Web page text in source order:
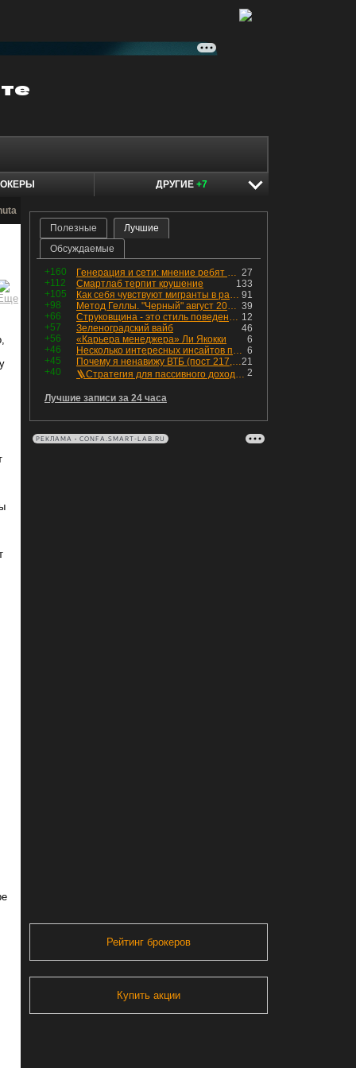
ДРУГИЕ +7
Полезные
Лучшие
Обсуждаемые
+160 27
Генерация и сети: мнение ребят из индустрии
+112
133
Смартлаб терпит крушение
+105
91
Как себя чувствуют мигранты в раю, в который они так стремились
+98
39
Метод Геллы. "Черный" август 2026 - быть или не быть?
+66
12
Струковщина - это стиль поведения, известный всем в секторе золотодобычи.
+57
46
Зеленоградский вайб
+56
6
«Карьера менеджера» Ли Якокки
+46
6
Несколько интересных инсайтов по "Озону"
+45
21
Почему я ненавижу ВТБ (пост 217, 12+)
+40
2
🪜Стратегия для пассивного дохода: Лестница облигаций
Лучшие записи за 24 часа
РЕКЛАМА • CONFA.SMART-LAB.RU
Рейтинг брокеров
Купить акции